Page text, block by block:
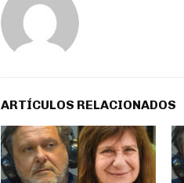
ARTÍCULOS RELACIONADOS